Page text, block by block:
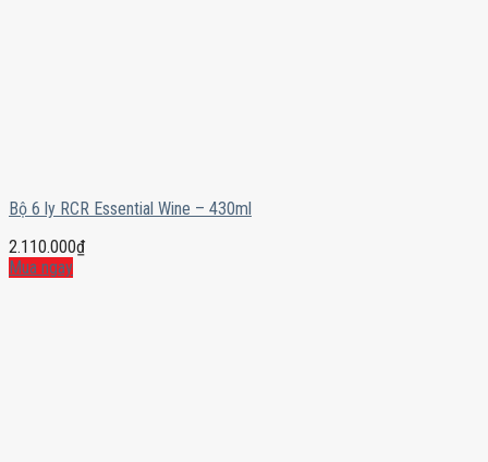
Bộ 6 ly RCR Essential Wine – 430ml
2.110.000₫
Mua ngay